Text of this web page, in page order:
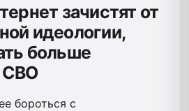
зачистят от
идеологии,
больше
СВО
бороться с